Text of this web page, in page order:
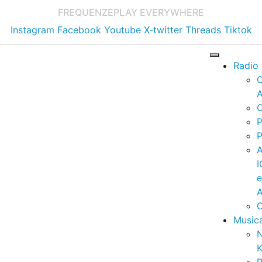
FREQUENZEPLAY EVERYWHERE
Instagram Facebook Youtube X-twitter Threads Tiktok
Radio
e